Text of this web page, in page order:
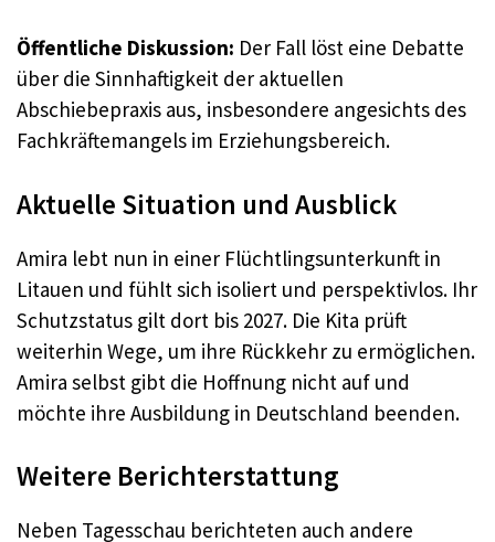
Öffentliche Diskussion: Der Fall löst eine Debatte
über die Sinnhaftigkeit der aktuellen
Abschiebepraxis aus, insbesondere angesichts des
Fachkräftemangels im Erziehungsbereich.
Aktuelle Situation und Ausblick
Amira lebt nun in einer Flüchtlingsunterkunft in
Litauen und fühlt sich isoliert und perspektivlos. Ihr
Schutzstatus gilt dort bis 2027. Die Kita prüft
weiterhin Wege, um ihre Rückkehr zu ermöglichen.
Amira selbst gibt die Hoffnung nicht auf und
möchte ihre Ausbildung in Deutschland beenden.
Weitere Berichterstattung
Neben Tagesschau berichteten auch andere